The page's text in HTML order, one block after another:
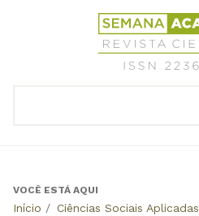
Revista
Científica
Semana
Back
VOCÊ ESTÁ AQUI
Início / Ciências Sociais Aplicadas